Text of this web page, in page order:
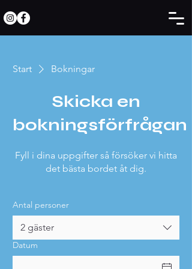
Start Bokningar
Skicka en
bokningsförfrågan
Fyll i dina uppgifter så försöker vi hitta
det bästa bordet åt dig.
Antal personer
2 gäster
Datum